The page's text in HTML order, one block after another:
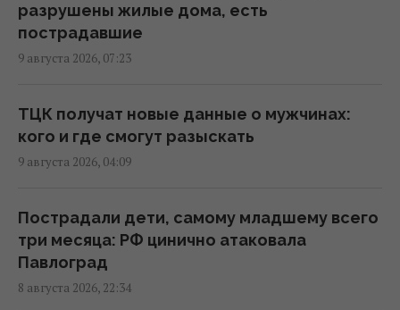
Россияне продвинулись в Часовом Яру, –
DeepState
РФ готовит масштабные удары по Киеву
перед 24 августа: в ISW раскрыли цели
Россия нанесла массированный удар по
Одессе: нет света и воды, много
разрушены жилые дома, есть
пострадавшие
9 августа 2026, 07:23
ТЦК получат новые данные о мужчинах:
кого и где смогут разыскать
9 августа 2026, 04:09
Пострадали дети, самому младшему всего
три месяца: РФ цинично атаковала
Павлоград
8 августа 2026, 22:34